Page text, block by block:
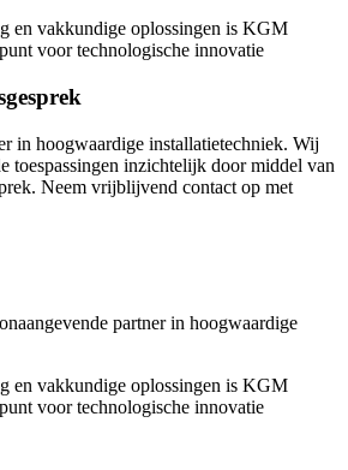
en vakkundige oplossingen is KGM
voor technologische innovatie
in hoogwaardige installatietechniek. Wij
toespassingen inzichtelijk door middel van
Neem vrijblijvend contact op met
partner in hoogwaardige
en vakkundige oplossingen is KGM
voor technologische innovatie